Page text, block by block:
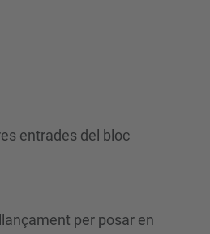
entrades del bloc
per posar en